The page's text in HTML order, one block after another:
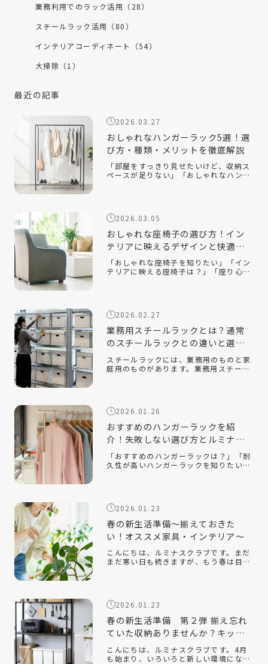
業務利用でのラック活用（28）
スチールラック活用（80）
インテリアコーディネート（54）
大掃除（1）
最近の記事
2026.03.27
おしゃれなハンガーラック5選！選
び方・種類・メリットを徹底解説
「部屋をすっきり見せたいけど、収納ス
ペースが足りない」「おしゃれなハンガ
間を […]
2026.03.05
おしゃれな座椅子の選び方！イン
テリアに映えるデザインと快適性
を両立するコツ
「おしゃれな座椅子を知りたい」「イン
テリアに映える座椅子は？」「座り心地
せる […]
2026.02.27
業務用スチールラックとは？通常
のスチールラックとの違いと選ぶ
ポイントを解説！
スチールラックには、業務用のものと家
庭用のものがあります。業務用スチール
選べ […]
2026.01.26
おすすめのハンガーラックを紹
介！失敗しない選び方とルミナス
クラブ人気モデルを解説
「おすすめのハンガーラックは？」「耐
久性が高いハンガーラックを知りたい」
ーゼッ […]
2026.01.23
春の新生活準備～揃えておきた
い！オススメ家具・インテリア～
こんにちは、ルミナスクラブです。まだ
まだ寒い日も続きますが、もう春は目の
の家 […]
2026.01.23
春の新生活準備 第２弾 揃え忘れ
ていた収納ありませんか？キッチ
ン収納編
こんにちは、ルミナスクラブです。4月
も始まり、いろいろと新しい環境にな